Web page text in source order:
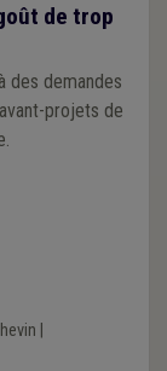
de trop
des demandes
projets de